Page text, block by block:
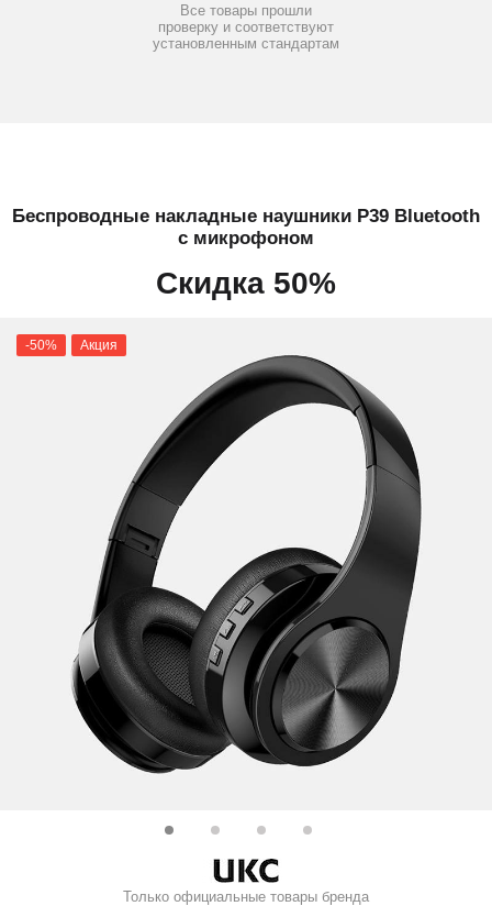
Все товары прошли
проверку и соответствуют
установленным стандартам
Беспроводные накладные наушники P39 Bluetooth
с микрофоном
Скидка 50%
-50% Акция
Только официальные товары бренда